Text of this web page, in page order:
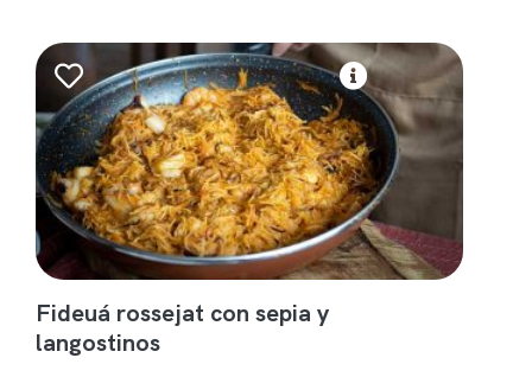
Fideuá rossejat con sepia y
langostinos